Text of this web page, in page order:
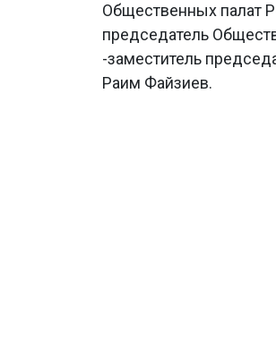
Общественных палат
председатель
-заместитель
Раим Файзиев.